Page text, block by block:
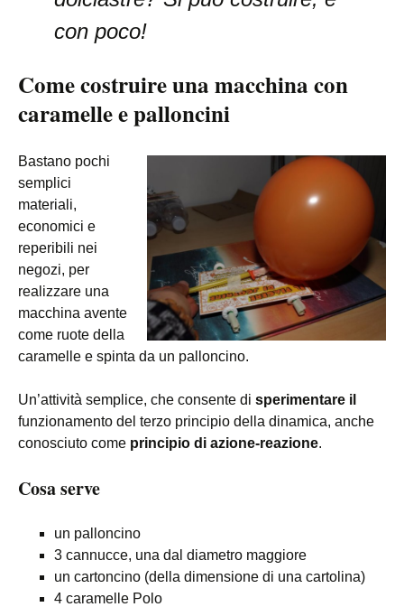
con poco!
Come costruire una macchina con
caramelle e palloncini
Bastano pochi
semplici
materiali,
economici e
reperibili nei
negozi, per
realizzare una
macchina avente
come ruote della
caramelle e spinta da un palloncino.
Un’attività semplice, che consente di sperimentare il
funzionamento del terzo principio della dinamica, anche
conosciuto come principio di azione-reazione.
Cosa serve
un palloncino
3 cannucce, una dal diametro maggiore
un cartoncino (della dimensione di una cartolina)
4 caramelle Polo